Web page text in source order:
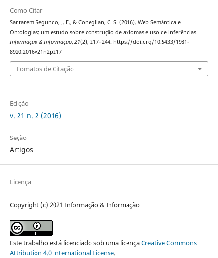
Como Citar
Santarem Segundo, J. E., & Coneglian, C. S. (2016). Web Semântica e
Ontologias: um estudo sobre construção de axiomas e uso de inferências.
Informação & Informação, 21(2), 217–244. https://doi.org/10.5433/1981-
8920.2016v21n2p217
Fomatos de Citação
Edição
v. 21 n. 2 (2016)
Seção
Artigos
Licença
Copyright (c) 2021 Informação & Informação
Este trabalho está licenciado sob uma licençaCreative Commons
Attribution 4.0 International License.